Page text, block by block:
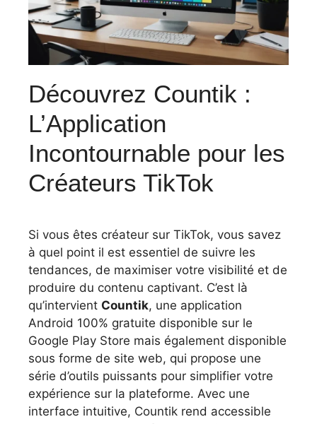
Découvrez Countik :
L’Application
Incontournable pour les
Créateurs TikTok
Si vous êtes créateur sur TikTok, vous savez
à quel point il est essentiel de suivre les
tendances, de maximiser votre visibilité et de
produire du contenu captivant. C’est là
qu’intervient Countik, une application
Android 100% gratuite disponible sur le
Google Play Store mais également disponible
sous forme de site web, qui propose une
série d’outils puissants pour simplifier votre
expérience sur la plateforme. Avec une
interface intuitive, Countik rend accessible